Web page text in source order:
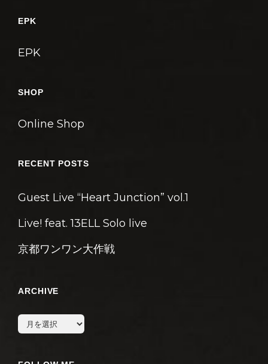
EPK
EPK
SHOP
Online Shop
RECENT POSTS
Guest Live “Heart Junction” vol.1
Live! feat. 13ELL Solo live
京都ワンワン大作戦
ARCHIVE
archive